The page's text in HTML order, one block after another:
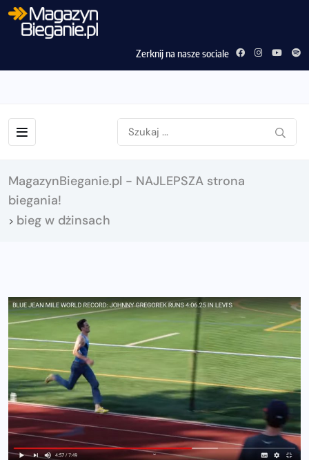
Zerknij na nasze sociale
MagazynBieganie.pl - NAJLEPSZA strona
biegania!
> bieg w dżinsach